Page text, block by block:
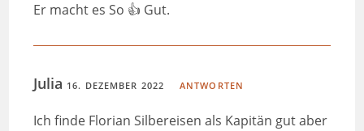
Er macht es So 👍 Gut.
Julia 16. DEZEMBER 2022 ANTWORTEN
Ich finde Florian Silbereisen als Kapitän gut aber